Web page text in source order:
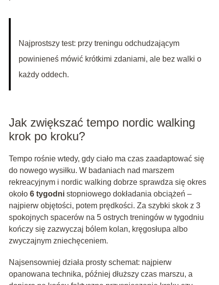
Najprostszy test: przy treningu odchudzającym
powinieneś mówić krótkimi zdaniami, ale bez walki o
każdy oddech.
Jak zwiększać tempo nordic walking
krok po kroku?
Tempo rośnie wtedy, gdy ciało ma czas zaadaptować się
do nowego wysiłku. W badaniach nad marszem
rekreacyjnym i nordic walking dobrze sprawdza się okres
około 6 tygodnistopniowego dokładania obciążeń –
najpierw objętości, potem prędkości. Za szybki skok z 3
spokojnych spacerów na 5 ostrych treningów w tygodniu
kończy się zazwyczaj bólem kolan, kręgosłupa albo
zwyczajnym zniechęceniem.
Najsensowniej działa prosty schemat: najpierw
opanowana technika, później dłuższy czas marszu, a